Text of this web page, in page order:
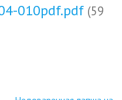
010pdf.pdf (59